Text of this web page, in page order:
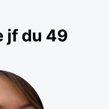
jf du 49